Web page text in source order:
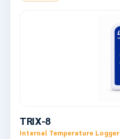
TRIX-8
Internal Temperature Logger